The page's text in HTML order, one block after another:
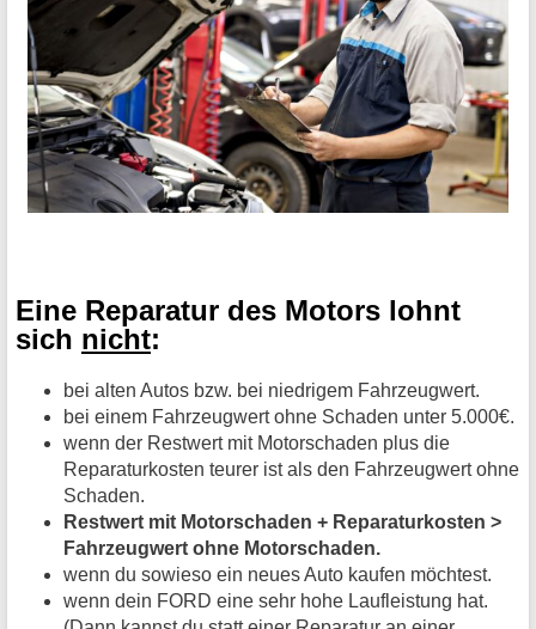
Eine Reparatur des Motors lohnt
sich nicht:
bei alten Autos bzw. bei niedrigem Fahrzeugwert.
bei einem Fahrzeugwert ohne Schaden unter 5.000€.
wenn der Restwert mit Motorschaden plus die
Reparaturkosten teurer ist als den Fahrzeugwert ohne
Schaden.
Restwert mit Motorschaden + Reparaturkosten >
Fahrzeugwert ohne Motorschaden.
wenn du sowieso ein neues Auto kaufen möchtest.
wenn dein FORD eine sehr hohe Laufleistung hat.